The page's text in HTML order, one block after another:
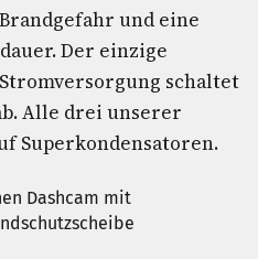
und eine
Der einzige
schaltet
Alle drei unserer
Superkondensatoren.